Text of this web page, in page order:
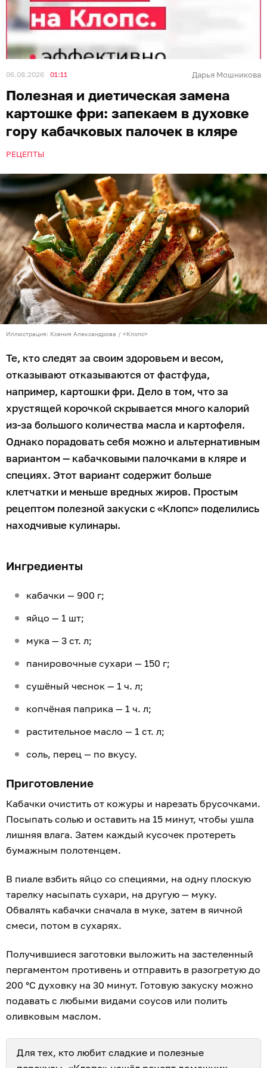
06.08.2026 01:11 Дарья Мошникова
Полезная и диетическая замена
картошке фри: запекаем в духовке
гору кабачковых палочек в кляре
РЕЦЕПТЫ
Иллюстрация: Ксения Александрова / «Клопс»
Те, кто следят за своим здоровьем и весом,
отказывают отказываются от фастфуда,
например, картошки фри. Дело в том, что за
хрустящей корочкой скрывается много калорий
из-за большого количества масла и картофеля.
Однако порадовать себя можно и альтернативным
вариантом — кабачковыми палочками в кляре и
специях. Этот вариант содержит больше
клетчатки и меньше вредных жиров. Простым
рецептом полезной закуски с «Клопс» поделились
находчивые кулинары.
Ингредиенты
кабачки — 900 г;
яйцо — 1 шт;
мука — 3 ст. л;
панировочные сухари — 150 г;
сушёный чеснок — 1 ч. л;
копчёная паприка — 1 ч. л;
растительное масло — 1 ст. л;
соль, перец — по вкусу.
Приготовление
Кабачки очистить от кожуры и нарезать брусочками.
Посыпать солью и оставить на 15 минут, чтобы ушла
лишняя влага. Затем каждый кусочек протереть
бумажным полотенцем.
В пиале взбить яйцо со специями, на одну плоскую
тарелку насыпать сухари, на другую — муку.
Обвалять кабачки сначала в муке, затем в яичной
смеси, потом в сухарях.
Получившиеся заготовки выложить на застеленный
пергаментом противень и отправить в разогретую до
200 °С духовку на 30 минут. Готовую закуску можно
подавать с любыми видами соусов или полить
оливковым маслом.
Для тех, кто любит сладкие и полезные